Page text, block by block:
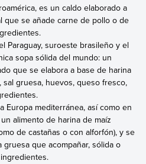
es un caldo elaborado a
que se añade carne de pollo o de
Paraguay, suroeste brasileño y el
sopa sólida del mundo: un
que se elabora a base de harina
gruesa, huevos, queso fresco,
Europa mediterránea, así como en
alimento de harina de maíz
de castañas o con alforfón), y se
gruesa que acompañar, sólida o